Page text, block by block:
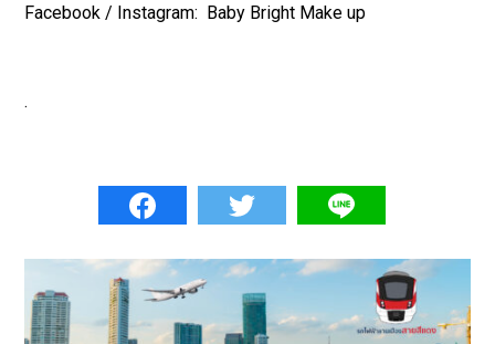
Facebook / Instagram: Baby Bright Make up
.